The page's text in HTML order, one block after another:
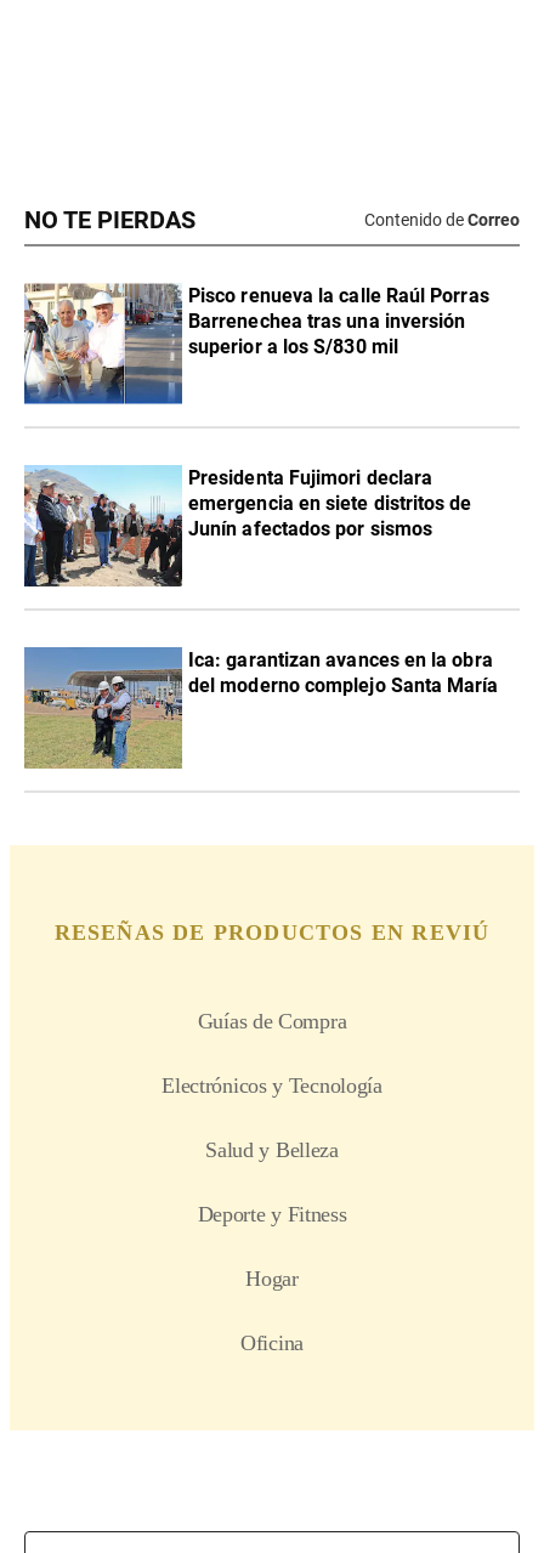
NO TE PIERDAS Contenido deCorreo
Pisco renueva la calle Raúl Porras
Barrenechea tras una inversión
superior a los S/830 mil
Presidenta Fujimori declara
emergencia en siete distritos de
Junín afectados por sismos
Ica: garantizan avances en la obra
del moderno complejo Santa María